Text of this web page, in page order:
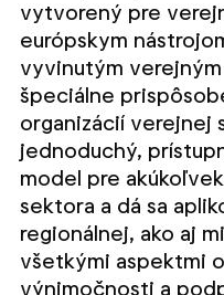
vytvorený pre
európskym
vyvinutým
špeciálne
organizácií verejnej
jednoduchý,
model pre
sektora a dá sa
regionálnej, ako aj
všetkými aspektmi
výnimočnosti a